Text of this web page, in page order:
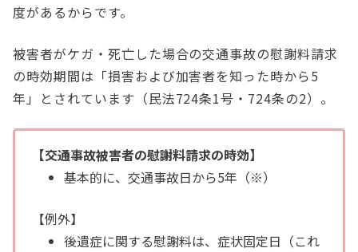
度があるからです。
被害者がケガ・死亡した場合の交通事故の慰謝料請求
の時効期間は「損害および加害者を知った時から5
年」とされています（民法724条1号・724条の2）。
【交通事故被害者の慰謝料請求の時効】
基本的に、交通事故日から5年（※）
【例外】
後遺症に関する慰謝料は、症状固定日（これ